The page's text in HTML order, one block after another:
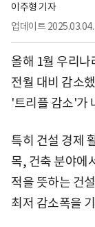
이주형 기자
업데이트
올해 1월 우리
전월 대비 감소
'트리플 감소'가
특히 건설 경제
목, 건축 분야에
적을 뜻하는 건
최저 감소폭을